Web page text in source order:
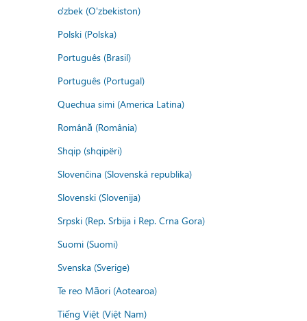
o'zbek (O'zbekiston)
Polski (Polska)
Português (Brasil)
Português (Portugal)
Quechua simi (America Latina)
Română (România)
Shqip (shqipëri)
Slovenčina (Slovenská republika)
Slovenski (Slovenija)
Srpski (Rep. Srbija i Rep. Crna Gora)
Suomi (Suomi)
Svenska (Sverige)
Te reo Māori (Aotearoa)
Tiếng Việt (Việt Nam)